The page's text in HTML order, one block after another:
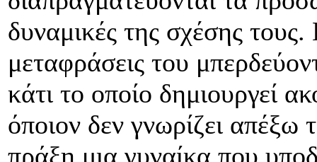
δυναμικές της σχέσης
μεταφράσεις του
κάτι το οποίο δημιουργεί
όποιον δεν γνωρίζει
πράξη μια γυναίκα που